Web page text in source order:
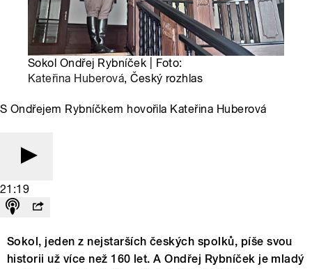
Sokol Ondřej Rybníček | Foto:
Kateřina Huberová, Český rozhlas
S Ondřejem Rybníčkem hovořila Kateřina Huberová
21:19
Sokol, jeden z nejstarších českých spolků, píše svou
historii už více než 160 let. A Ondřej Rybníček je mladý